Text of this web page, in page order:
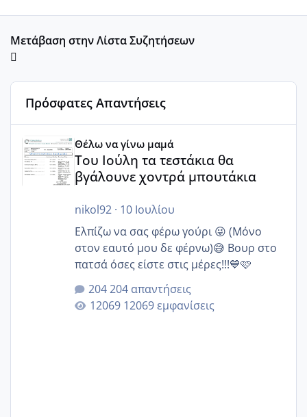
Μετάβαση στην Λίστα Συζητήσεων
Πρόσφατες Απαντήσεις
Θέλω να γίνω μαμά
Του Ιούλη τα τεστάκια θα
βγάλουνε χοντρά μπουτάκια
nikol92· 10 Ιουλίου
Ελπίζω να σας φέρω γούρι 😜 (Μόνο
στον εαυτό μου δε φέρνω)😅 Βουρ στο
πατσά όσες είστε στις μέρες!!!💙🩷
204 απαντήσεις
12069 εμφανίσεις